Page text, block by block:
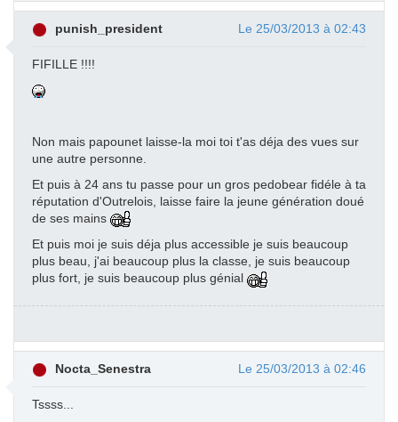
punish_president Le 25/03/2013 à 02:43
FIFILLE !!!!
Non mais papounet laisse-la moi toi t'as déja des vues sur
une autre personne.
Et puis à 24 ans tu passe pour un gros pedobear fidéle à ta
réputation d'Outrelois, laisse faire la jeune génération doué
de ses mains
Et puis moi je suis déja plus accessible je suis beaucoup
plus beau, j'ai beaucoup plus la classe, je suis beaucoup
plus fort, je suis beaucoup plus génial
Nocta_Senestra Le 25/03/2013 à 02:46
Tssss...